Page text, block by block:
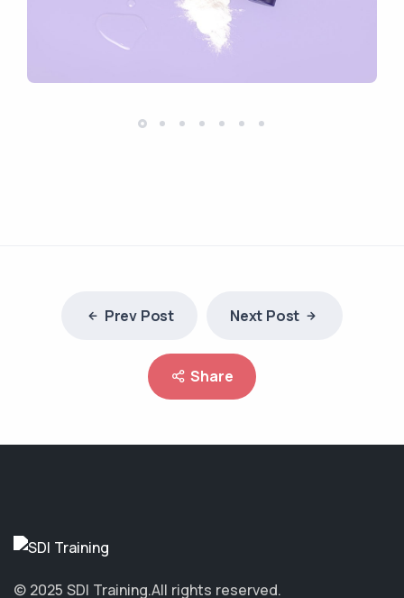
Prev Post Next Post
Share
© 2025 SDI Training.All rights reserved.